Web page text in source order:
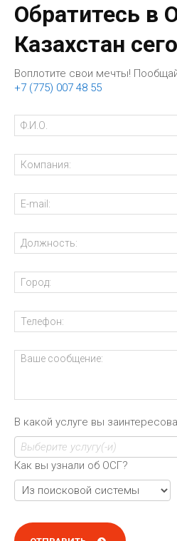
Обратитесь в
Казахстан
Воплотите свои мечты!
+7 (775) 007 48 55
В какой услуге вы
Выберите услугу(-и)
Как вы узнали об ОСГ?